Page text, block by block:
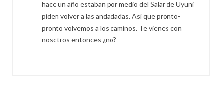
hace un año estaban por medio del Salar de Uyuni
piden volver a las andadadas. Así que pronto-
pronto volvemos a los caminos. Te vienes con
nosotros entonces ¿no?